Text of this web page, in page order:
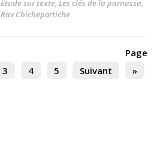
Etude sur texte,Les clés de la parnassa,
Rav Chicheportiche
Page
3 4 5 Suivant »